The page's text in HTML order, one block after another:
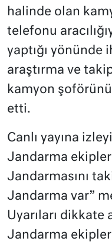
halinde olan
telefonu
yaptığı yönünde
araştırma ve
kamyon
etti.
Canlı yayına
Jandarma
Jandarmasını
Jandarma var”
Uyarıları dikkate
Jandarma